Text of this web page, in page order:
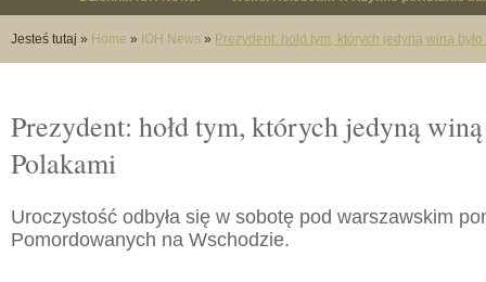
Jesteś tutaj » Home » IOH News » Prezydent: hołd tym, których jedyną winą
Prezydent: hołd tym, których jedyną
Polakami
Uroczystość odbyła się w sobotę pod warszawskim
Pomordowanych na Wschodzie.